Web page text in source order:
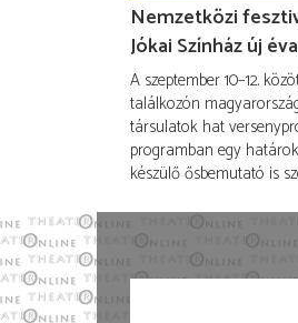
Nemzetközi
Jókai Színház új
A szeptember 10–12.
találkozón
társulatok hat
programban egy
készülő ősbemutató is